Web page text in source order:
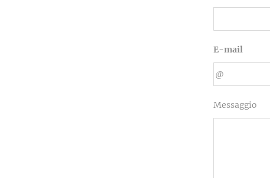
E-mail
Messaggio